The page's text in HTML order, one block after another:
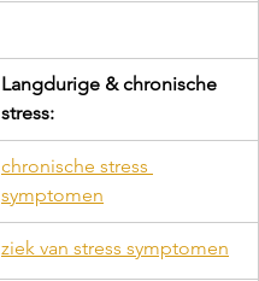
Langdurige & chronische
stress:
chronische stress
symptomen
ziek van stress symptomen